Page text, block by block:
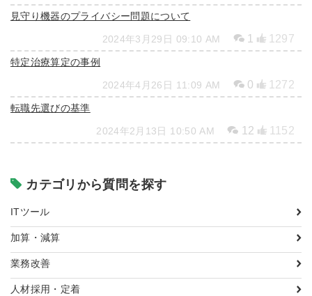
見守り機器のプライバシー問題について
2024年3月29日 09:10 AM 1 1297
特定治療算定の事例
2024年4月26日 11:09 AM 0 1272
転職先選びの基準
2024年2月13日 10:50 AM 12 1152
カテゴリから質問を探す
ITツール
加算・減算
業務改善
人材採用・定着